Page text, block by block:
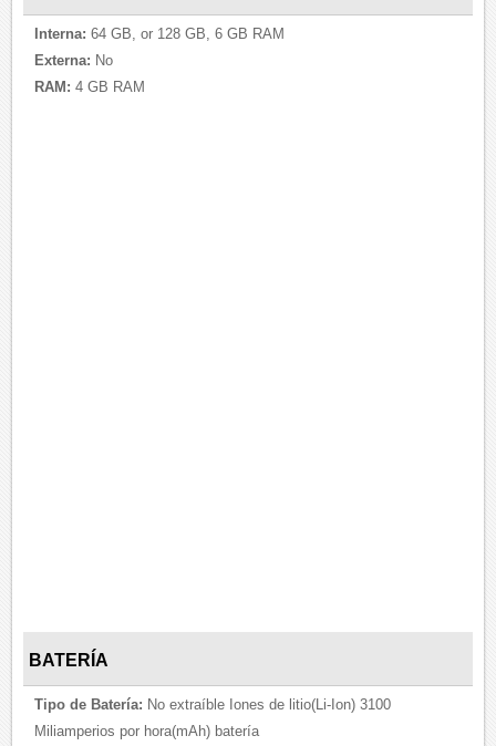
Interna: 64 GB, or 128 GB, 6 GB RAM
Externa: No
RAM: 4 GB RAM
BATERÍA
Tipo de Batería: No extraíble Iones de litio(Li-Ion) 3100
Miliamperios por hora(mAh) batería